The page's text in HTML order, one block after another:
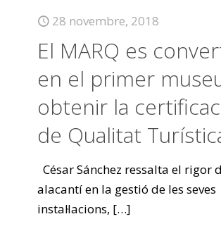
28 novembre, 2018
El MARQ es
en el primer
obtenir la
de Qualitat
César Sánchez ressalta el rigor
alacantí en la gestió de les seves
instal·lacions, […]